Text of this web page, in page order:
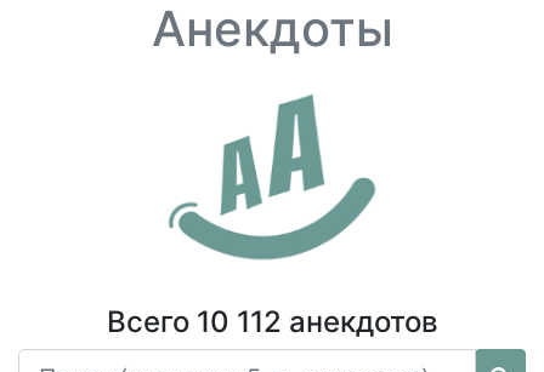
Анекдоты
Всего 10 112 анекдотов